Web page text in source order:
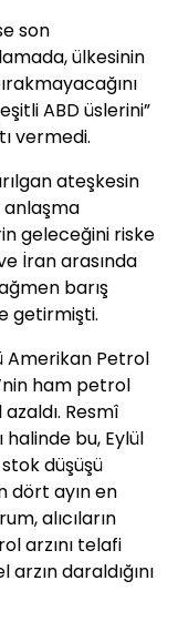
son
ülkesinin
ABD üslerini”
vermedi.
ateşkesin
anlaşma
geleceğini riske
İran arasında
barış
getirmişti.
Amerikan Petrol
ham petrol
Resmî
bu, Eylül
düşüşü
dört ayın en
alıcıların
arzını telafi
daraldığını